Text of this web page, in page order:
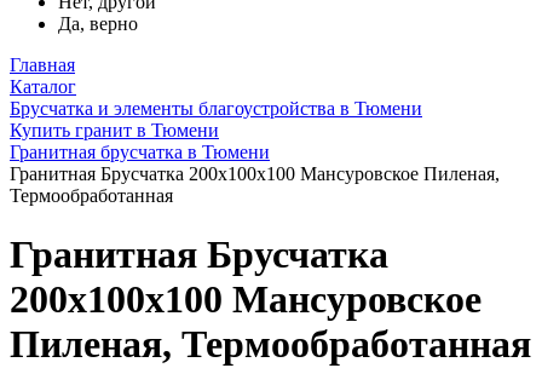
Да, верно
Главная
Каталог
Брусчатка и элементы благоустройства в Тюмени
Купить гранит в Тюмени
Гранитная брусчатка в Тюмени
Гранитная Брусчатка 200х100x100 Мансуровское Пиленая,
Термообработанная
Гранитная Брусчатка
200х100x100 Мансуровское
Пиленая, Термообработанная